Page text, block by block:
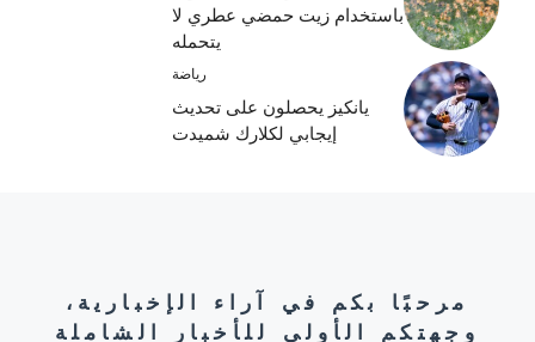
باستخدام زيت حمضي عطري لا
يتحمله
رياضة
يانكيز يحصلون على تحديث
إيجابي لكلارك شميدت
مرحبًا بكم في آراء الإخبارية،
وجهتكم الأولى للأخبار الشاملة